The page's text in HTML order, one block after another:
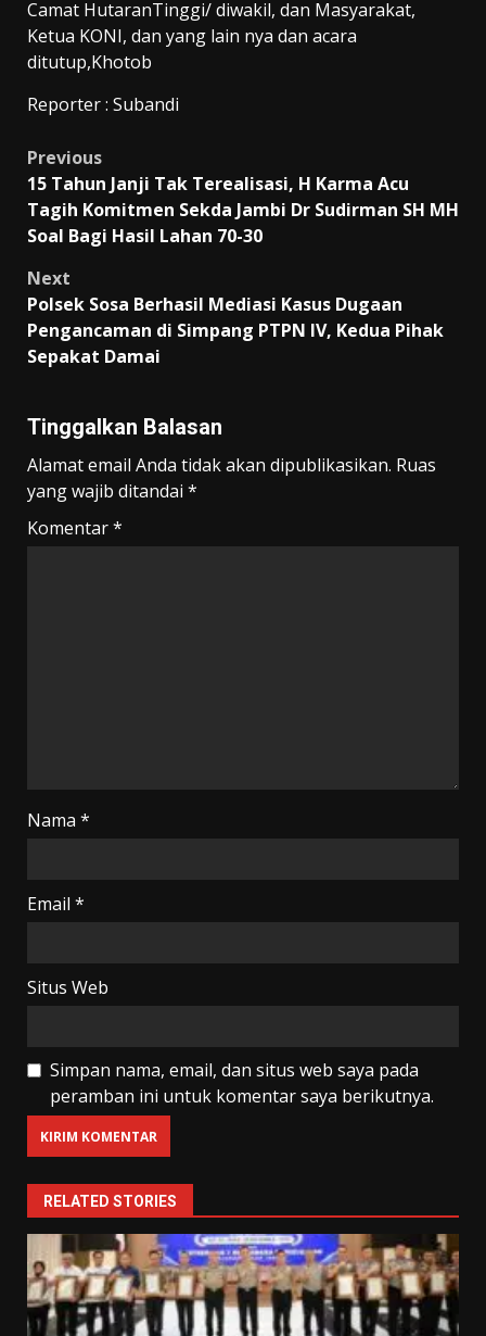
Camat HutaranTinggi/ diwakil, dan Masyarakat,
Ketua KONI, dan yang lain nya dan acara
ditutup,Khotob
Reporter : Subandi
Post
navigation
Previous
15 Tahun Janji Tak Terealisasi, H Karma Acu
Tagih Komitmen Sekda Jambi Dr Sudirman SH MH
Soal Bagi Hasil Lahan 70-30
Next
Polsek Sosa Berhasil Mediasi Kasus Dugaan
Pengancaman di Simpang PTPN IV, Kedua Pihak
Sepakat Damai
Tinggalkan Balasan
Alamat email Anda tidak akan dipublikasikan. Ruas
yang wajib ditandai *
Komentar*
Nama *
Email *
Situs Web
Simpan nama, email, dan situs web saya pada
peramban ini untuk komentar saya berikutnya.
RELATED STORIES